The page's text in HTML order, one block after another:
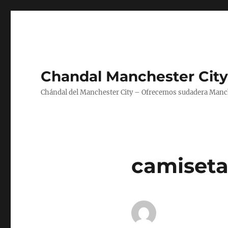
Chandal Manchester
Chándal del Manchester City – Ofrecemos sudadera